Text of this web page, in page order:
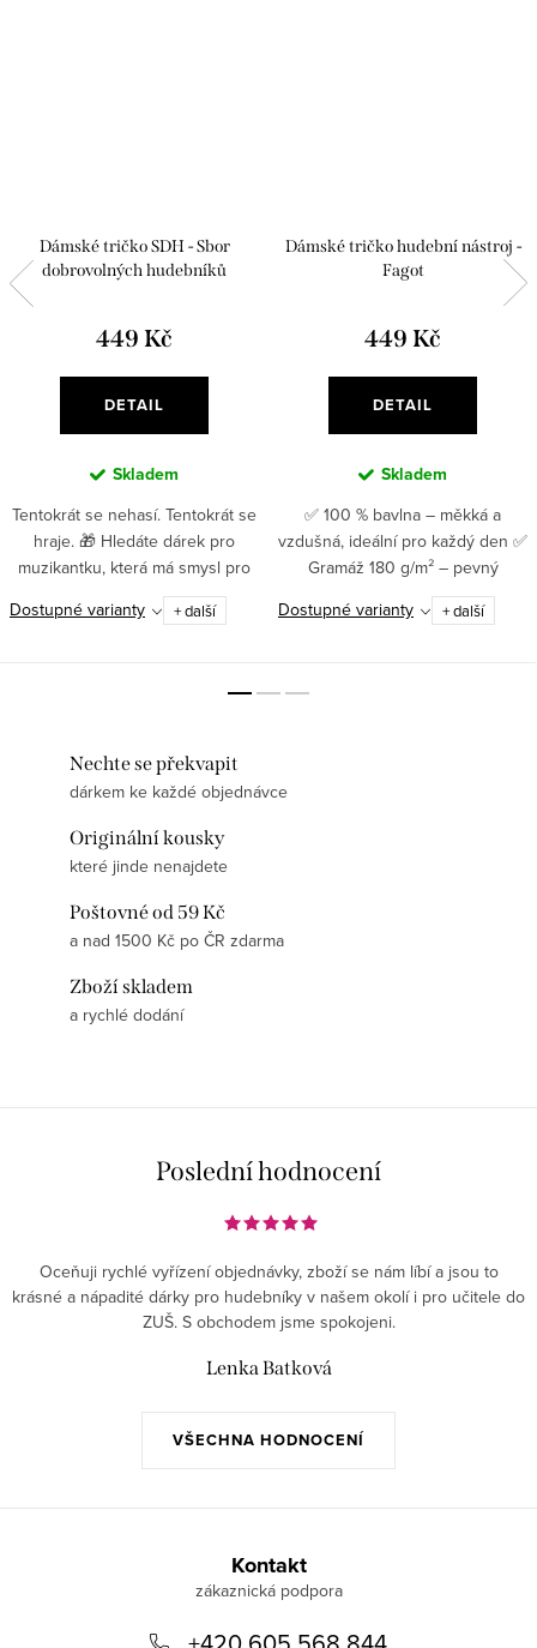
Dámské tričko SDH - Sbor
dobrovolných hudebníků
449 Kč
DETAIL
Skladem
Tentokrát se nehasí. Tentokrát se
hraje. 🎁 Hledáte dárek pro
muzikantku, která má smysl pro
humor? Tady máte zásah do
černého.
Dostupné varianty + další
Dámské tričko hudební nástroj -
Fagot
449 Kč
DETAIL
Skladem
✅ 100 % bavlna – měkká a
vzdušná, ideální pro každý den ✅
Gramáž 180 g/m² – pevný
materiál, který zůstává krásný i
po mnoha praních✅Moderní DTF
Dostupné varianty + další
Nechte se překvapit
dárkem ke každé objednávce
Originální kousky
které jinde nenajdete
Poštovné od 59 Kč
a nad 1500 Kč po ČR zdarma
Zboží skladem
a rychlé dodání
Poslední hodnocení
VŠECHNA HODNOCENÍ
Oceňuji rychlé vyřízení objednávky, zboží se nám líbí a jsou to
krásné a nápadité dárky pro hudebníky v našem okolí i pro učitele do
ZUŠ. S obchodem jsme spokojeni.
Lenka Batková
Kontakt